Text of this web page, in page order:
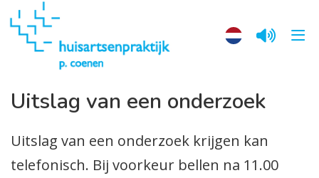
Uitslag van een onderzoek
Uitslag van een onderzoek krijgen kan
telefonisch. Bij voorkeur bellen na 11.00